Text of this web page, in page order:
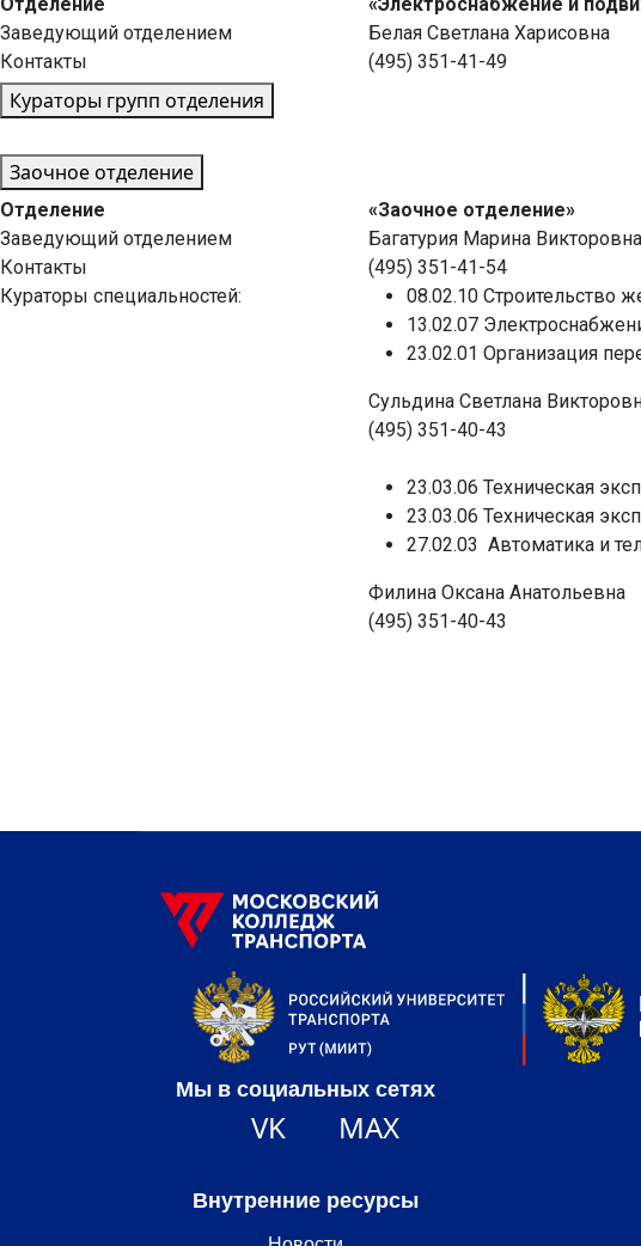
Заведующий отделением
Белая Светлана Харисовна
Контакты
(495) 351-41-49
Кураторы групп отделения
Заочное отделение
Отделение
«Заочное отделение»
Заведующий отделением
Багатурия Марина Викторовна
Контакты
(495) 351-41-54
Кураторы специальностей:
08.02.10 Строительство
13.02.07
23.02.01 Организация
Сульдина Светлана
(495) 351-40-43
23.03.06 Техническая
23.03.06 Техническая
27.02.03 Автоматика и
Филина Оксана Анатольевна
(495) 351-40-43
Мы в социальных сетях
VK MAX
Внутренние ресурсы